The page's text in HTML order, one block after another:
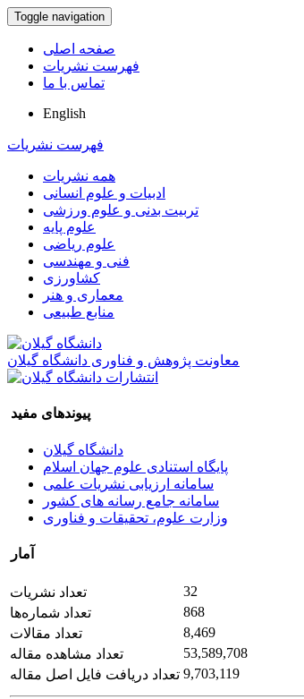
Toggle navigation
صفحه اصلی
فهرست نشریات
تماس با ما
English
فهرست نشریات
همه نشریات
ادبیات و علوم انسانی
تربیت بدنی و علوم ورزشی
علوم پایه
علوم ریاضی
فنی و مهندسی
کشاورزی
معماری و هنر
منابع طبیعی
معاونت پژوهش و فناوری دانشگاه گیلان
پیوندهای مفید
دانشگاه گیلان
پایگاه استنادی علوم جهان اسلام
سامانه ارزیابی نشریات علمی
سامانه جامع رسانه های کشور
وزارت علوم، تحقیقات و فناوری
آمار
تعداد نشریات
32
تعداد شماره‌ها
868
تعداد مقالات
8,469
تعداد مشاهده مقاله
53,589,708
تعداد دریافت فایل اصل مقاله 9,703,119